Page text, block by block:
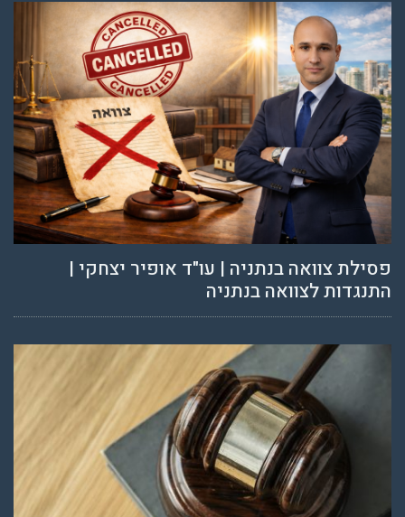
פסילת צוואה בנתניה | עו"ד אופיר יצחקי |
התנגדות לצוואה בנתניה